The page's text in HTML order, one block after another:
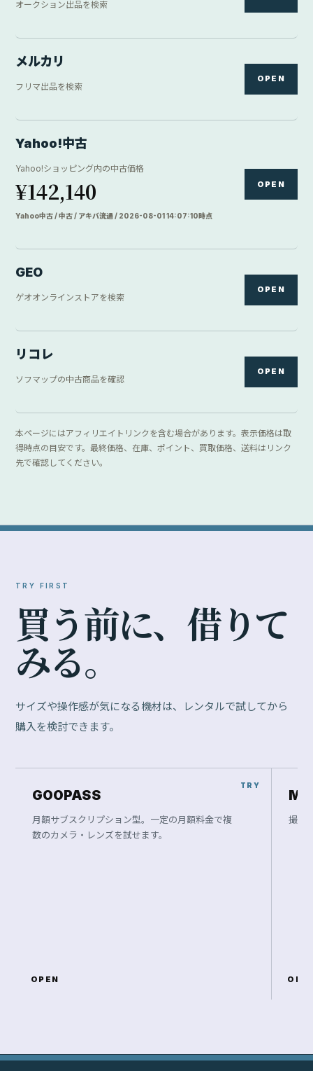
オークション出品を検索
メルカリ
フリマ出品を検索
OPEN
Yahoo!中古
Yahoo!ショッピング内の中古価格
¥142,140
Yahoo中古 / 中古 / アキバ流通 / 2026-08-01 14:07:10時点
OPEN
GEO
ゲオオンラインストアを検索
OPEN
リコレ
ソフマップの中古商品を確認
OPEN
本ページにはアフィリエイトリンクを含む場合があります。表示価格は取
得時点の目安です。最終価格、在庫、ポイント、買取価格、送料はリンク
先で確認してください。
TRY FIRST
買う前に、 借りて
みる。
サイズや操作感が気になる機材は、レンタルで試してから
購入を検討できます。
GOOPASS
月額サブスクリプション型。一定の月額料金で複
数のカメラ・レンズを試せます。
OPEN
撮影